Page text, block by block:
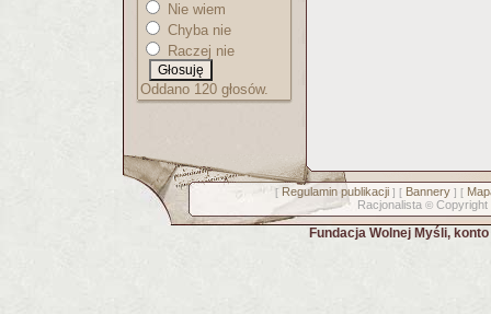
Nie wiem
Chyba nie
Raczej nie
Oddano 120 głosów.
[ Regulamin publikacji] [ Bannery] [
Racjonalista © Copyright
Fundacja Wolnej Myśli,